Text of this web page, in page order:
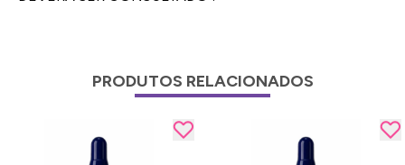
PRODUTOS RELACIONADOS